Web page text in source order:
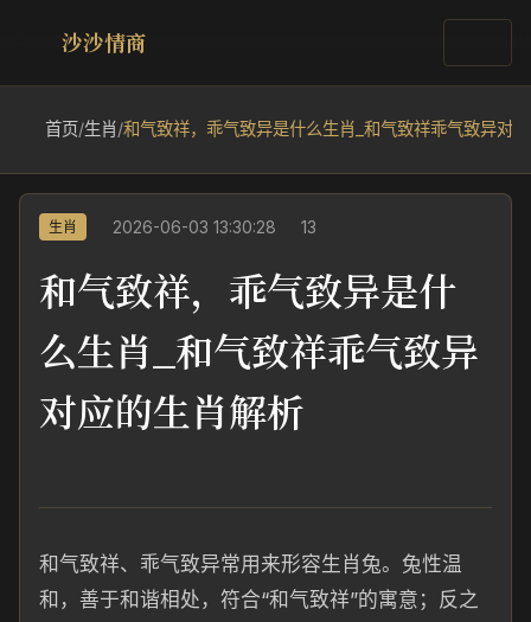
沙沙情商
首页/生肖/和气致祥，乖气致异是什么生肖_和气致祥乖气致异对
生肖 2026-06-03 13:30:28 13
和气致祥，乖气致异是什
么生肖_和气致祥乖气致异
对应的生肖解析
和气致祥、乖气致异常用来形容生肖兔。兔性温
和，善于和谐相处，符合“和气致祥”的寓意；反之